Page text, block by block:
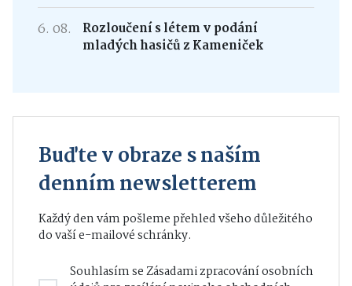
6. 08.
Rozloučení s létem v podání
mladých hasičů z Kameniček
Buďte v obraze s naším
denním newsletterem
Každý den vám pošleme přehled všeho důležitého
do vaší e-mailové schránky.
Souhlasím seZásadami zpracování osobních